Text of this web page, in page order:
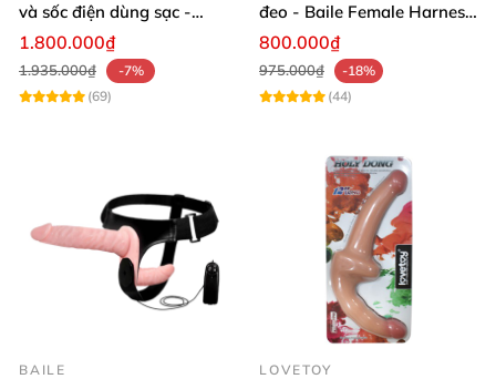
và sốc điện dùng sạc -
Pretty Love Thunderbird
1.800.000₫
1.935.000₫
-7%
(69)
đeo - Baile Female Harness
Ultra
800.000₫
975.000₫
-18%
(44)
BAILE LOVETOY